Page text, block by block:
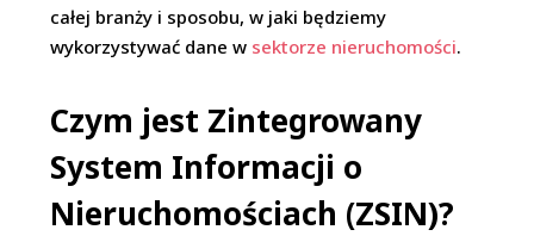
całej branży i sposobu, w jaki będziemy
wykorzystywać dane w sektorze nieruchomości.
Czym jest Zintegrowany
System Informacji o
Nieruchomościach (ZSIN)?